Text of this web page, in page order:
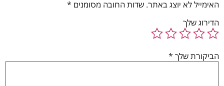
האימייל לא יוצג באתר. שדות החובה מסומנים *
הדירוג שלך
הביקורת שלך *